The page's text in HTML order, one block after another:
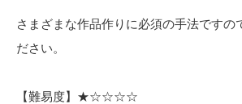
さまざまな作品作りに必須の手法ですの
ださい。
【難易度】★☆☆☆☆